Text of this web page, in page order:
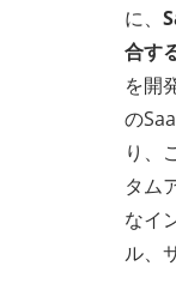
に、
合す
を開
の
り、
タム
なイ
ル、